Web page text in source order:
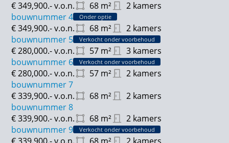
68 m² 2 kamers
€ 349,900.-v.o.n.
bouwnummer 4
Onder optie
68 m² 2 kamers
€ 349,900.-v.o.n.
bouwnummer 5
Verkocht onder voorbehoud
57 m² 3 kamers
€ 280,000.-v.o.n.
bouwnummer 6
Verkocht onder voorbehoud
57 m² 2 kamers
€ 280,000.-v.o.n.
bouwnummer 7
68 m² 2 kamers
€ 339,900.-v.o.n.
bouwnummer 8
68 m² 2 kamers
€ 339,900.-v.o.n.
bouwnummer 9
Verkocht onder voorbehoud